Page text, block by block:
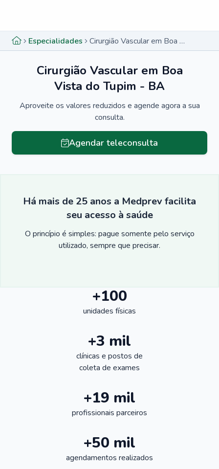
Especialidades Cirurgião Vascular em Boa Vista do Tupim - BA
Cirurgião Vascular em Boa
Vista do Tupim - BA
Aproveite os valores reduzidos e agende agora a sua
consulta.
Agendar teleconsulta
Há mais de 25 anos a Medprev facilita
seu acesso à saúde
O princípio é simples: pague somente pelo serviço
utilizado, sempre que precisar.
+100
unidades físicas
+3 mil
clínicas e postos de
coleta de exames
+19 mil
profissionais parceiros
+50 mil
agendamentos realizados